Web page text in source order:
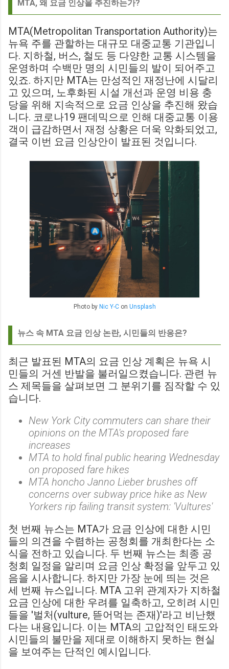
MTA, 왜 요금 인상을 추진하는가?
MTA(Metropolitan Transportation Authority)는
뉴욕 주를 관할하는 대규모 대중교통 기관입니
다. 지하철, 버스, 철도 등 다양한 교통 시스템을
운영하며 수백만 명의 시민들의 발이 되어주고
있죠. 하지만 MTA는 만성적인 재정난에 시달리
고 있으며, 노후화된 시설 개선과 운영 비용 충
당을 위해 지속적으로 요금 인상을 추진해 왔습
니다. 코로나19 팬데믹으로 인해 대중교통 이용
객이 급감하면서 재정 상황은 더욱 악화되었고,
결국 이번 요금 인상안이 발표된 것입니다.
Photo by Nic Y-Con Unsplash
뉴스 속 MTA 요금 인상 논란, 시민들의 반응은?
최근 발표된 MTA의 요금 인상 계획은 뉴욕 시
민들의 거센 반발을 불러일으켰습니다. 관련 뉴
스 제목들을 살펴보면 그 분위기를 짐작할 수 있
습니다.
New York City commuters can share their
opinions on the MTA's proposed fare
increases
MTA to hold final public hearing Wednesday
on proposed fare hikes
MTA honcho Janno Lieber brushes off
concerns over subway price hike as New
Yorkers rip failing transit system: 'Vultures'
첫 번째 뉴스는 MTA가 요금 인상에 대한 시민
들의 의견을 수렴하는 공청회를 개최한다는 소
식을 전하고 있습니다. 두 번째 뉴스는 최종 공
청회 일정을 알리며 요금 인상 확정을 앞두고 있
음을 시사합니다. 하지만 가장 눈에 띄는 것은
세 번째 뉴스입니다. MTA 고위 관계자가 지하철
요금 인상에 대한 우려를 일축하고, 오히려 시민
들을 '벌처(vulture, 뜯어먹는 존재)'라고 비난했
다는 내용입니다. 이는 MTA의 고압적인 태도와
시민들의 불만을 제대로 이해하지 못하는 현실
을 보여주는 단적인 예시입니다.